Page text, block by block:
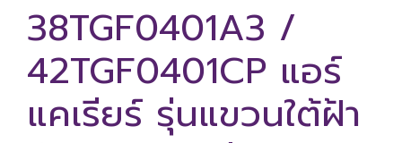
38TGF0401A3 /
42TGF0401CP แอร์
แคเรียร์ รุ่นแขวนใต้ฝ้า